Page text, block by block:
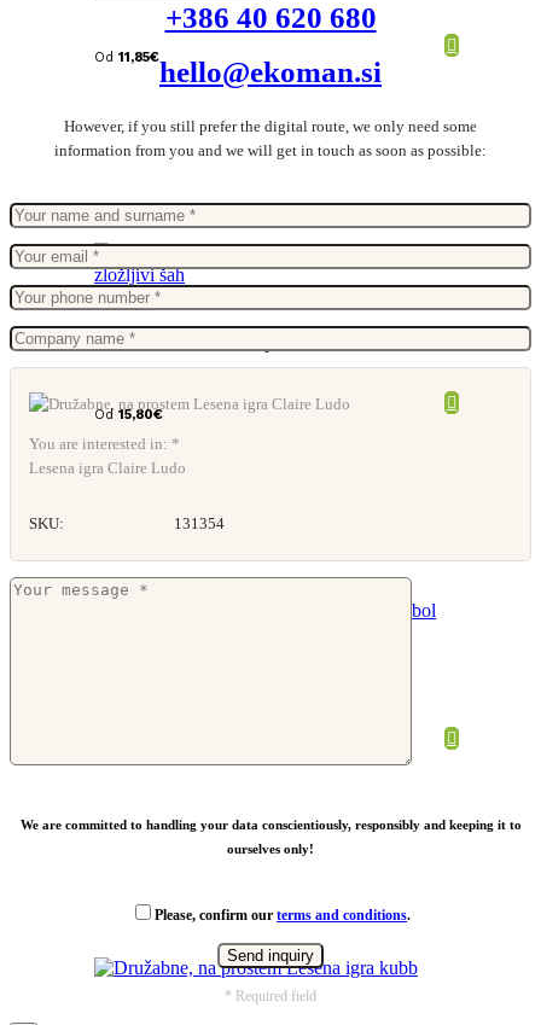
Od 11,85€
Luksuzni leseni zložljivi šah
Od 15,80€
+386 40 620 680
hello@ekoman.si
However, if you still prefer the digital route, we only need some
information from you and we will get in touch as soon as possible:
You are interested in: *
Lesena igra Claire Ludo
SKU: 131354
We are committed to handling your data conscientiously, responsibly and keeping it to
ourselves only!
Please, confirm our terms and conditions.
* Required field